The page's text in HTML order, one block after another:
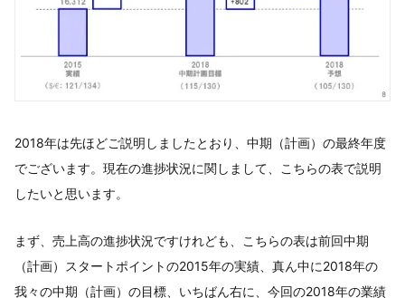
2018年は先ほどご説明しましたとおり、中期（計画）の最終年度
でございます。現在の進捗状況に関しまして、こちらの表で説明
したいと思います。
まず、売上高の進捗状況ですけれども、こちらの表は前回中期
（計画）スタートポイントの2015年の実績、真ん中に2018年の
我々の中期（計画）の目標、いちばん右に、今回の2018年の業績